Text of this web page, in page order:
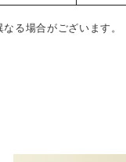
る場合がございます。